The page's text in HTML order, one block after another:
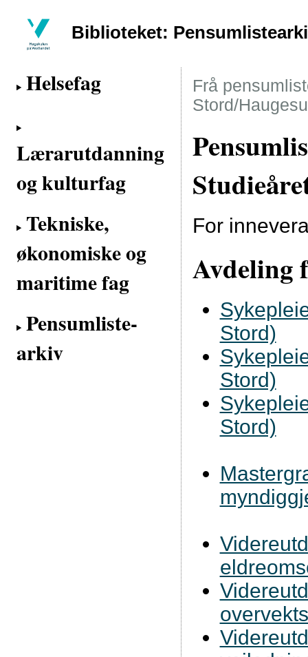
Biblioteket:
Helsefag
Lærarutdanning
og kulturfag
Tekniske,
økonomiske og
maritime fag
Pensumliste-
arkiv
Frå
Stord/
For
Avdeling
Stord)
Stord)
Stord)